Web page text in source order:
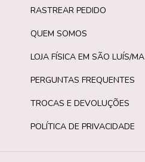
RASTREAR PEDIDO
QUEM SOMOS
LOJA FÍSICA EM SÃO LUÍS/MA
PERGUNTAS FREQUENTES
TROCAS E DEVOLUÇÕES
POLÍTICA DE PRIVACIDADE